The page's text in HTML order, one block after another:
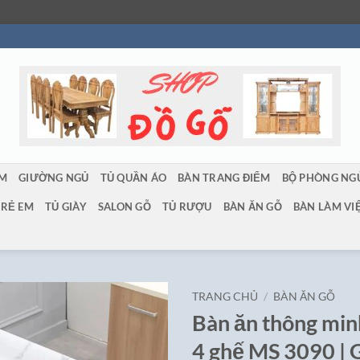
GIƯỜNG NGỦ TỦ QUẦN ÁO BÀN TRANG ĐIỂM BỘ PHÒNG
EM TỦ GIÀY SALON GỖ TỦ RƯỢU BÀN ĂN GỖ BÀN LÀM
TRANG CHỦ / BÀN ĂN GỖ
Bàn ăn thông
4 ghế MS 3090 |